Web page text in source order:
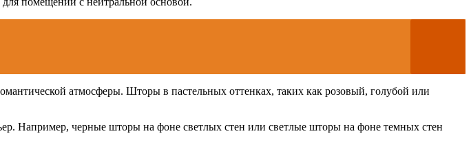
атмосферы. Шторы в пастельных оттенках, таких как розовый, голубой или
Например, черные шторы на фоне светлых стен или светлые шторы на фоне темных стен